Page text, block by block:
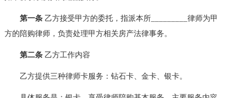
第一条乙方接受甲方的委托，指派本所_________律师为甲
方的陪购律师，负责处理甲方相关房产法律事务。
第二条乙方工作内容
乙方提供三种律师卡服务：钻石卡、金卡、银卡。